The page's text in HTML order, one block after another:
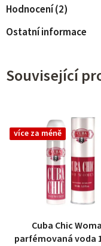
Hodnocení (2)
Ostatní informace
Související
více za méně
Cuba Chic
parfémovaná voda